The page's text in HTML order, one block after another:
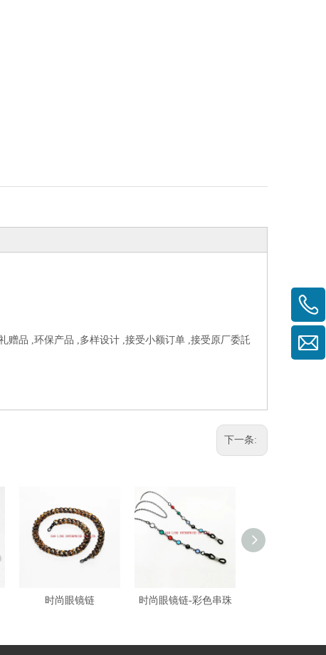
赠品 ,环保产品 ,多样设计 ,接受小额订单 ,接受原厂委託
下一条:
时尚眼镜链 时尚眼镜链-彩色串珠